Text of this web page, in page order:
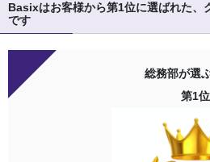
Basixはお客様から第1位に選ばれた、
です
総務部が選
第1位